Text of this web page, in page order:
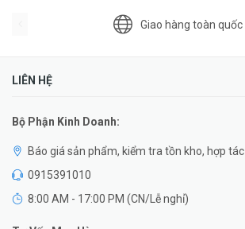
Giao hàng toàn quốc
LIÊN HỆ
Bộ Phận Kinh Doanh:
Báo giá sản phẩm, kiểm tra tồn kho, hợp tác
0915391010
8:00 AM - 17:00 PM (CN/Lễ nghỉ)